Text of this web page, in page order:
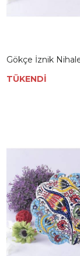
Gökçe İznik
TÜKENDİ